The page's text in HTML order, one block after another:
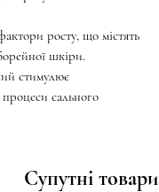
Супутні товари
росту, що містять
шкіри.
стимулює
сального